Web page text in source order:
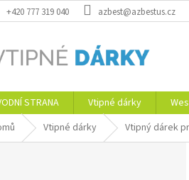
+420 777 319 040 azbest@azbestus.cz
STRANA Vtipné dárky
Vtipné dárky Vtipný dárek